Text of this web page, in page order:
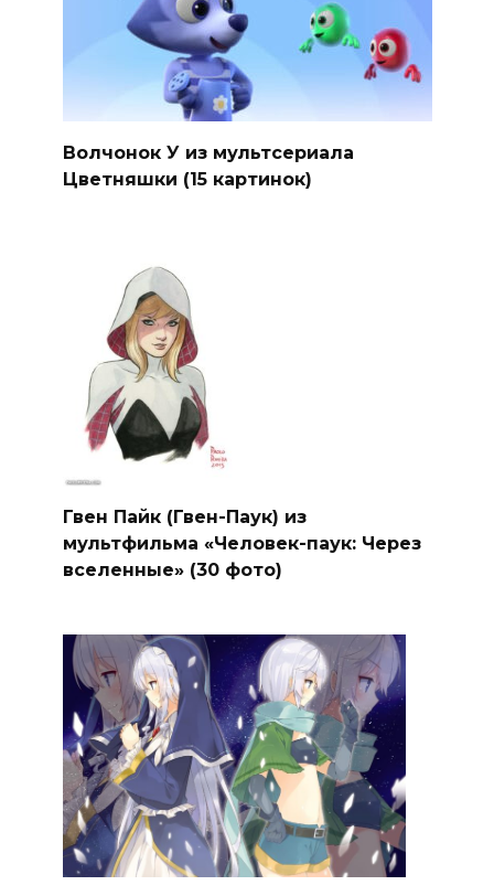
Волчонок У из мультсериала
Цветняшки (15 картинок)
Гвен Пайк (Гвен-Паук) из
мультфильма «Человек-паук: Через
вселенные» (30 фото)